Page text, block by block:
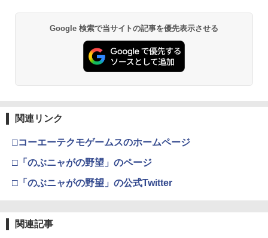
Google 検索で当サイトの記事を優先表示させる
関連リンク
□コーエーテクモゲームスのホームページ
□「のぶニャがの野望」のページ
□「のぶニャがの野望」の公式Twitter
関連記事